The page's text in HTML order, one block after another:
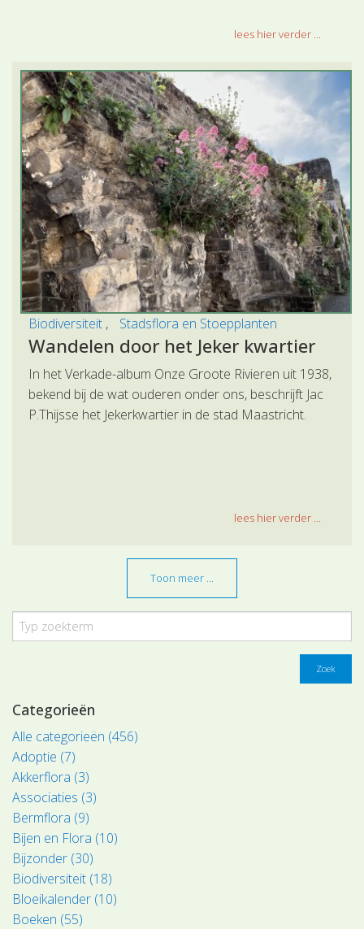
lees hier verder ...
Biodiversiteit Stadsflora en Stoepplanten
Wandelen door het Jeker kwartier
In het Verkade-album Onze Groote Rivieren uit 1938,
bekend bij de wat ouderen onder ons, beschrijft Jac
P.Thijsse het Jekerkwartier in de stad Maastricht.
lees hier verder ...
Toon meer ...
Zoek
Categorieën
Alle categorieën (456)
Adoptie (7)
Akkerflora (3)
Associaties (3)
Bermflora (9)
Bijen en Flora (10)
Bijzonder (30)
Biodiversiteit (18)
Bloeikalender (10)
Boeken (55)